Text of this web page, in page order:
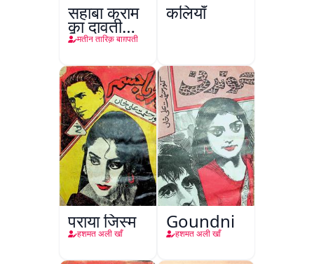
सहाबा कराम
का दावती
किरदार
मतीन तारिक़ बाग़पती
कलियाँ
पराया जिस्म
हशमत अली खाँ
Goundni
हशमत अली खाँ